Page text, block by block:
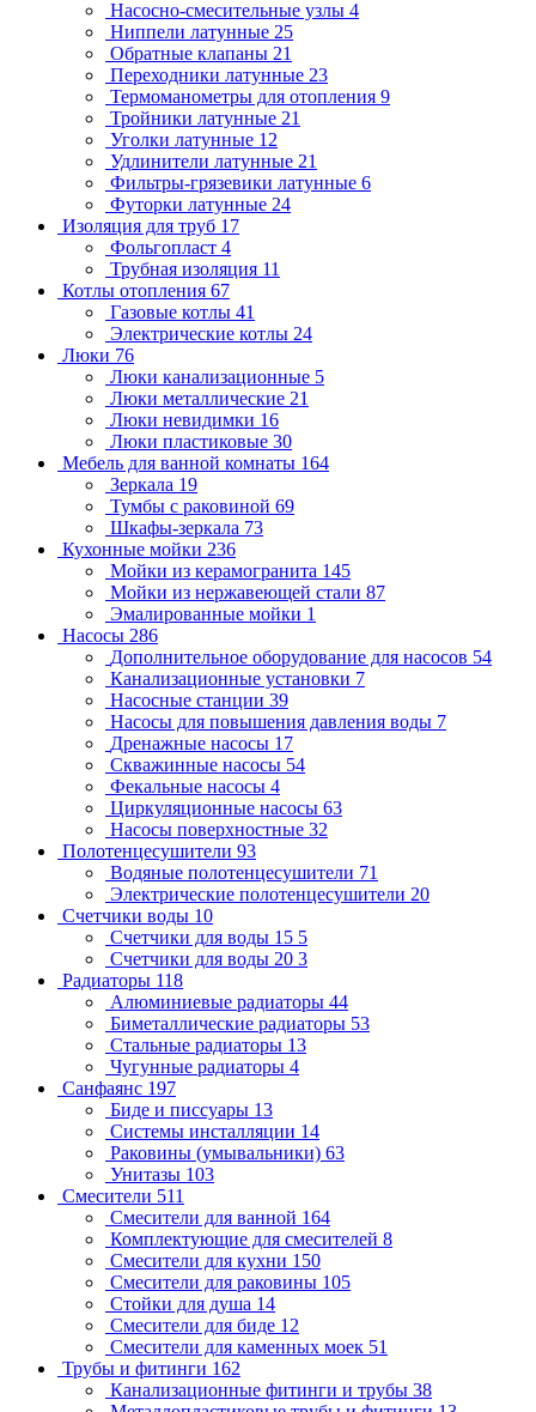
Насосно-смесительные узлы 4
Ниппели латунные 25
Обратные клапаны 21
Переходники латунные 23
Термоманометры для отопления 9
Тройники латунные 21
Уголки латунные 12
Удлинители латунные 21
Фильтры-грязевики латунные 6
Футорки латунные 24
Изоляция для труб 17
Фольгопласт 4
Трубная изоляция 11
Котлы отопления 67
Газовые котлы 41
Электрические котлы 24
Люки 76
Люки канализационные 5
Люки металлические 21
Люки невидимки 16
Люки пластиковые 30
Мебель для ванной комнаты 164
Зеркала 19
Тумбы с раковиной 69
Шкафы-зеркала 73
Кухонные мойки 236
Мойки из керамогранита 145
Мойки из нержавеющей стали 87
Эмалированные мойки 1
Насосы 286
Дополнительное оборудование для насосов 54
Канализационные установки 7
Насосные станции 39
Насосы для повышения давления воды 7
Дренажные насосы 17
Скважинные насосы 54
Фекальные насосы 4
Циркуляционные насосы 63
Насосы поверхностные 32
Полотенцесушители 93
Водяные полотенцесушители 71
Электрические полотенцесушители 20
Счетчики воды 10
Счетчики для воды 15 5
Счетчики для воды 20 3
Радиаторы 118
Алюминиевые радиаторы 44
Биметаллические радиаторы 53
Стальные радиаторы 13
Чугунные радиаторы 4
Санфаянс 197
Биде и писсуары 13
Системы инсталляции 14
Раковины (умывальники) 63
Унитазы 103
Смесители 511
Смесители для ванной 164
Комплектующие для смесителей 8
Смесители для кухни 150
Смесители для раковины 105
Стойки для душа 14
Смесители для биде 12
Смесители для каменных моек 51
Трубы и фитинги 162
Канализационные фитинги и трубы 38